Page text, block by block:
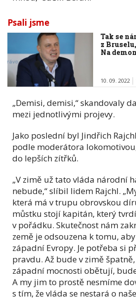
Psali jsme
Tak se
z
Na
10. 09. 2022
„Demisi, demisi,“ skandovaly
mezi jednotlivými projevy.
Jako poslední byl Jindřich
podle moderátora
do lepších zítřků.
„V zimě už tato vláda národní
nebude,“ slíbil lidem Rajchl.
která má v trupu obrovskou
můstku stojí kapitán, který
v pořádku. Skutečnost nám
země je odsouzena k tomu,
západní Evropy. Je potřeba si
pravdu. Až bude v zimě
západní mocnosti obětují,
A my jim to prostě nesmíme
s tím, že vláda se nestará o